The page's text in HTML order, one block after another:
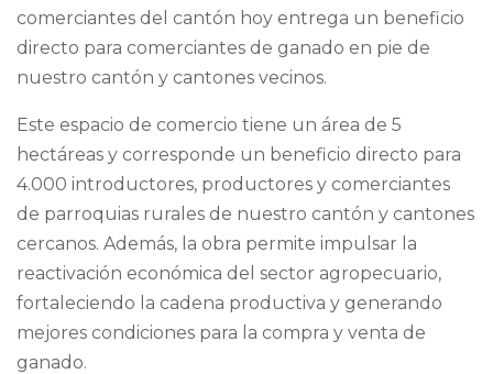
comerciantes del cantón hoy entrega un beneficio
directo para comerciantes de ganado en pie de
nuestro cantón y cantones vecinos.
Este espacio de comercio tiene un área de 5
hectáreas y corresponde un beneficio directo para
4.000 introductores, productores y comerciantes
de parroquias rurales de nuestro cantón y cantones
cercanos. Además, la obra permite impulsar la
reactivación económica del sector agropecuario,
fortaleciendo la cadena productiva y generando
mejores condiciones para la compra y venta de
ganado.